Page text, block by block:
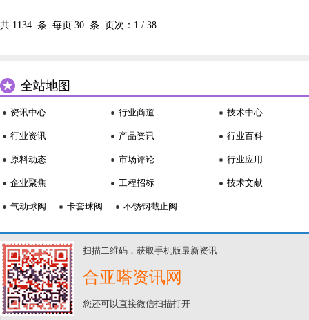
共 1134 条 每页 30 条 页次： 1 / 38
全站地图
资讯中心
行业资讯
原料动态
企业聚焦
行业商道
产品资讯
市场评论
工程招标
技术中心
行业百科
行业应用
技术文献
气动球阀 卡套球阀 不锈钢截止阀
扫描二维码，获取手机版最新资讯
合亚嗒资讯网
您还可以直接微信扫描打开